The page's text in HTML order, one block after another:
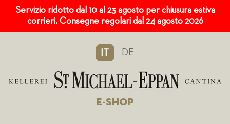
Servizio ridotto dal 10 al 23 agosto per chiusura estiva
corrieri. Consegne regolari dal 24 agosto 2026
IT DE
E-SHOP